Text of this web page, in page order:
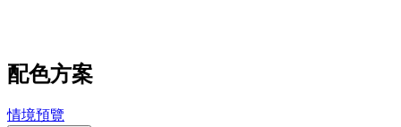
配色方案
情境預覽